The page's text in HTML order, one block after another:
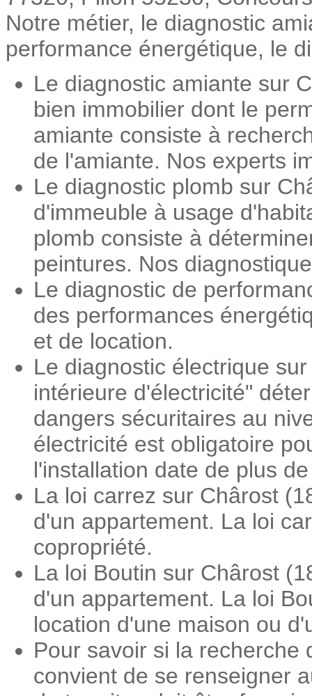
Notre métier, le diagnostic
performance énergétique, le
Le diagnostic amiante sur
bien immobilier dont le
amiante consiste à
de l'amiante. Nos experts
Le diagnostic plomb sur
d'immeuble à usage
plomb consiste à
peintures. Nos
Le diagnostic de
des performances
et de location.
Le diagnostic électrique
intérieure d'électricité"
dangers sécuritaires au
électricité est obligatoire
l'installation date de plus
La loi carrez sur Chârost
d'un appartement. La loi
copropriété.
La loi Boutin sur Chârost
d'un appartement. La loi
location d'une maison ou
Pour savoir si la recherche
convient de se renseigner